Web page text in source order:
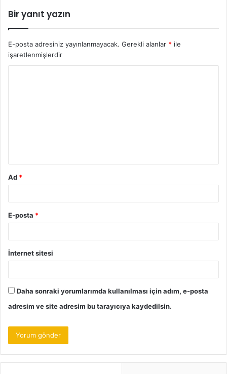
Bir yanıt yazın
E-posta adresiniz yayınlanmayacak. Gerekli alanlar * ile
işaretlenmişlerdir
Ad *
E-posta *
İnternet sitesi
Daha sonraki yorumlarımda kullanılması için adım, e-posta
adresim ve site adresim bu tarayıcıya kaydedilsin.